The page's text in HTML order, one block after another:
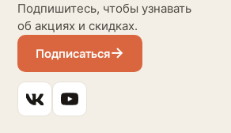
Подпишитесь, чтобы узнавать
об акциях и скидках.
Подписаться